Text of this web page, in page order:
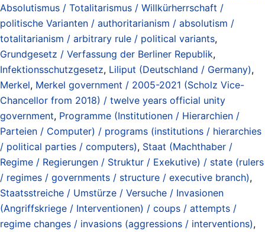
Absolutismus / Totalitarismus / Willkürherrschaft /
politische Varianten / authoritarianism / absolutism /
totalitarianism / arbitrary rule / political variants,
Grundgesetz / Verfassung der Berliner Republik,
Infektionsschutzgesetz, Liliput (Deutschland / Germany),
Merkel, Merkel government / 2005-2021 (Scholz Vice-
Chancellor from 2018) / twelve years official unity
government, Programme (Institutionen / Hierarchien /
Parteien / Computer) / programs (institutions / hierarchies
/ political parties / computers), Staat (Machthaber /
Regime / Regierungen / Struktur / Exekutive) / state (rulers
/ regimes / governments / structure / executive branch),
Staatsstreiche / Umstürze / Versuche / Invasionen
(Angriffskriege / Interventionen) / coups / attempts /
regime changes / invasions (aggressions / interventions),